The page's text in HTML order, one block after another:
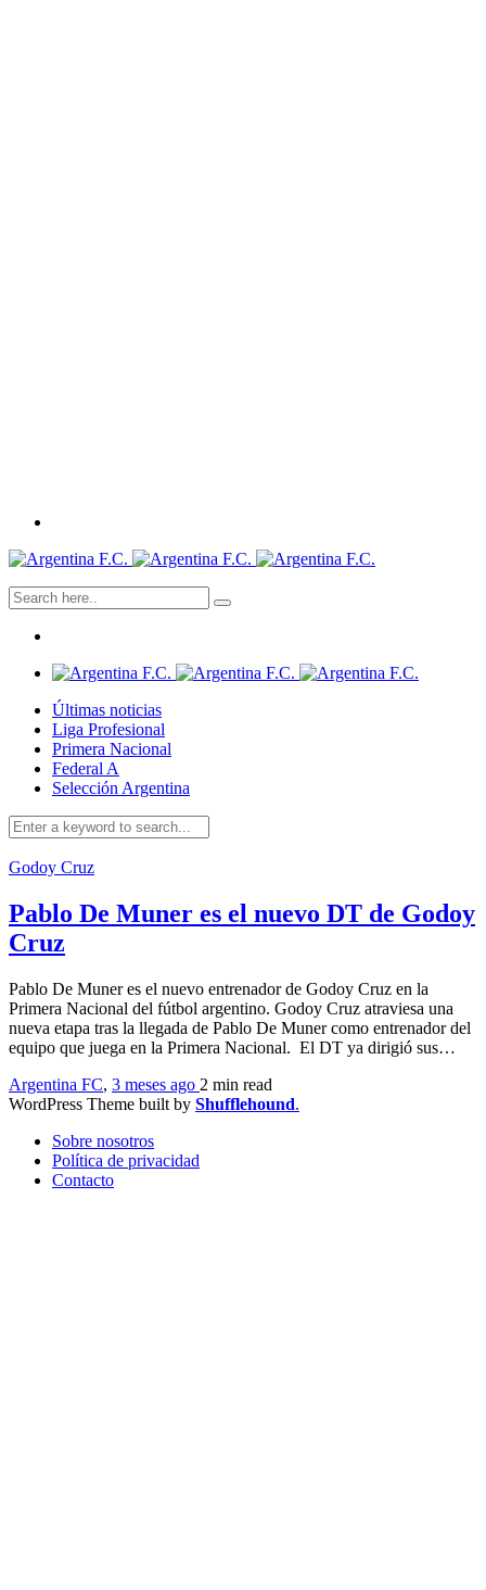
Últimas noticias
Liga Profesional
Primera Nacional
Federal A
Selección Argentina
Godoy Cruz
Pablo De Muner es el nuevo DT de Godoy
Cruz
Pablo De Muner es el nuevo entrenador de Godoy Cruz en la
Primera Nacional del fútbol argentino. Godoy Cruz atraviesa una
nueva etapa tras la llegada de Pablo De Muner como entrenador del
equipo que juega en la Primera Nacional. El DT ya dirigió sus…
Argentina FC, 3 meses ago 2 min read
WordPress Theme built by Shufflehound.
Sobre nosotros
Política de privacidad
Contacto